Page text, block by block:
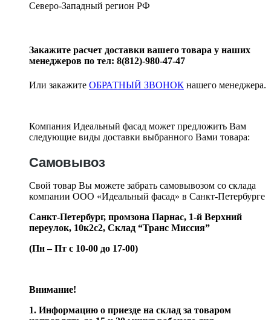
Северо-Западный регион РФ
Закажите расчет доставки вашего товара у наших
менеджеров по тел: 8(812)-980-47-47
Или закажите ОБРАТНЫЙ ЗВОНОК нашего менеджера.
Компания Идеальный фасад может предложить Вам
следующие виды доставки выбранного Вами товара:
Самовывоз
Свой товар Вы можете забрать самовывозом со склада
компании ООО «Идеальный фасад» в Санкт-Петербурге
Санкт-Петербург, промзона Парнас, 1-й Верхний
переулок, 10к2с2, Склад “Транс Миссия”
(Пн – Пт с 10-00 до 17-00)
Внимание!
1. Информацию о приезде на склад за товаром